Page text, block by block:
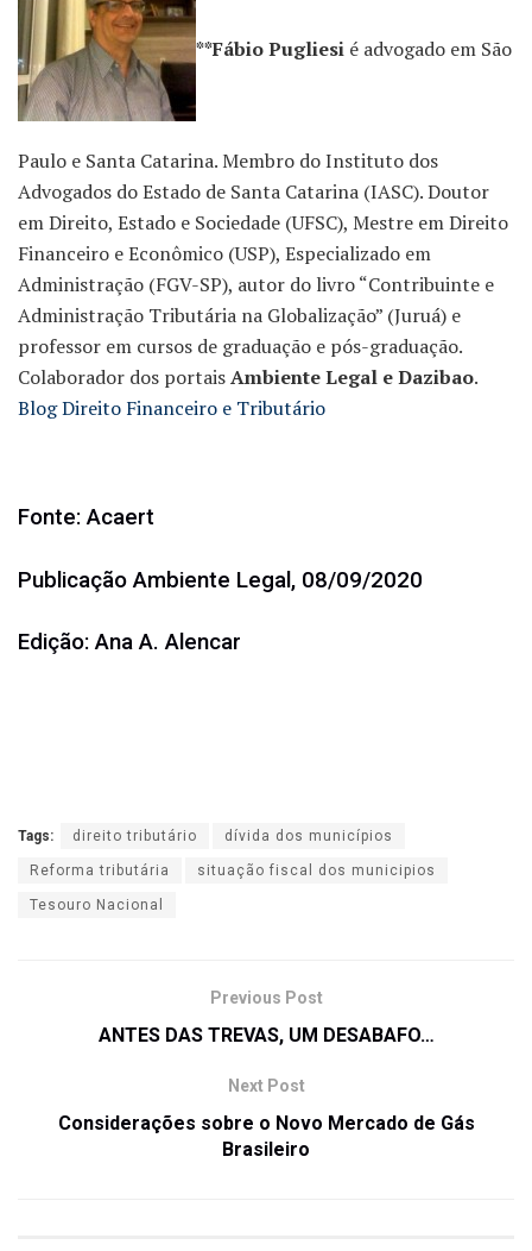
**Fábio Pugliesi é advogado em São
Paulo e Santa Catarina. Membro do Instituto dos
Advogados do Estado de Santa Catarina (IASC). Doutor
em Direito, Estado e Sociedade (UFSC), Mestre em Direito
Financeiro e Econômico (USP), Especializado em
Administração (FGV-SP), autor do livro “Contribuinte e
Administração Tributária na Globalização” (Juruá) e
professor em cursos de graduação e pós-graduação.
Colaborador dos portaisAmbiente Legal e Dazibao.
Blog Direito Financeiro e Tributário
Fonte: Acaert
Publicação Ambiente Legal, 08/09/2020
Edição: Ana A. Alencar
Tags: direito tributário dívida dos municípios
Reforma tributária situação fiscal dos municipios
Tesouro Nacional
Previous Post
ANTES DAS TREVAS, UM DESABAFO…
Next Post
Considerações sobre o Novo Mercado de Gás
Brasileiro